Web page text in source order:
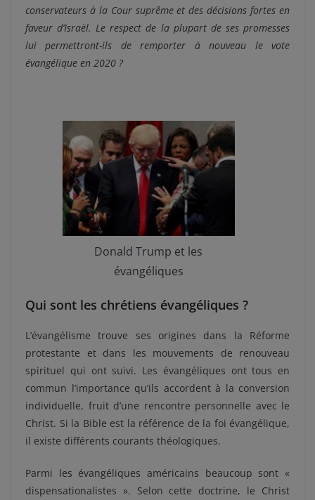
conservateurs à la Cour suprême et des décisions fortes en
faveur d’Israël. Le respect de la plupart de ses promesses
lui permettront-ils de remporter à nouveau le vote
évangélique en 2020 ?
Donald Trump et les
évangéliques
Qui sont les chrétiens évangéliques ?
L’évangélisme trouve ses origines dans la Réforme
protestante et dans les mouvements de renouveau
spirituel qui ont suivi. Les évangéliques ont tous en
commun l’importance qu’ils accordent à la conversion
individuelle, fruit d’une rencontre personnelle avec le
Christ. Si la Bible est la référence de la foi évangélique,
il existe différents courants théologiques.
Parmi les évangéliques américains beaucoup sont «
dispensationalistes ». Selon cette doctrine, le Christ